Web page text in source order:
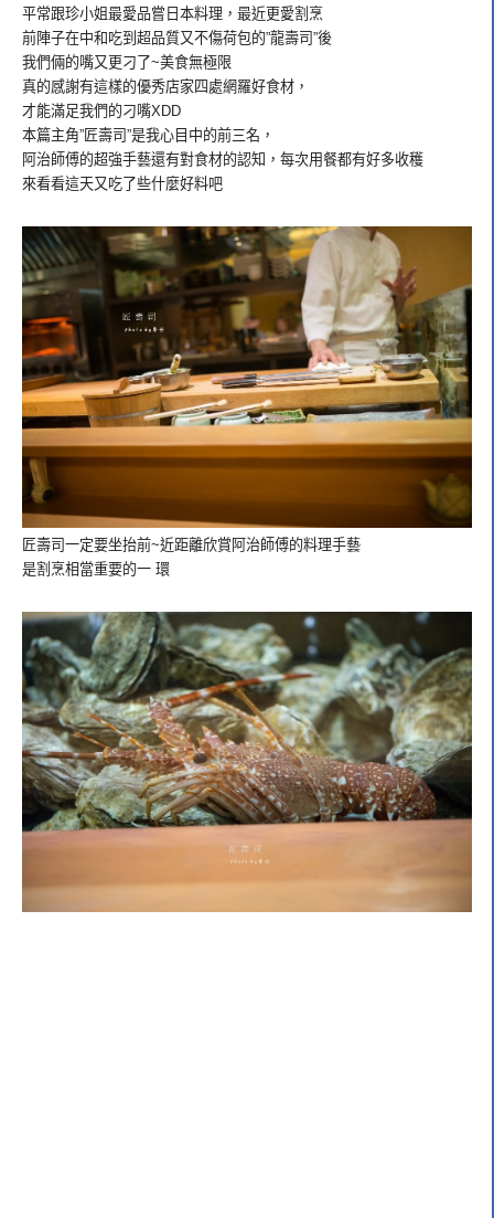
平常跟珍小姐最愛品嘗日本料理，最近更愛割烹
前陣子在中和吃到超品質又不傷荷包的”龍壽司”後
我們倆的嘴又更刁了~美食無極限
真的感謝有這樣的優秀店家四處網羅好食材，
才能滿足我們的刁嘴XDD
本篇主角”匠壽司”是我心目中的前三名，
阿治師傅的超強手藝還有對食材的認知，每次用餐都有好多收穫
來看看這天又吃了些什麼好料吧
匠壽司一定要坐抬前~近距離欣賞阿治師傅的料理手藝
是割烹相當重要的一 環